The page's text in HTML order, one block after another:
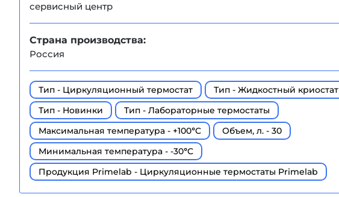
сервисный центр
Страна производства:
Россия
Тип - Циркуляционный термостат
Тип - Жидкостный криостат
Тип - Новинки
Тип - Лабораторные термостаты
Максимальная температура - +100°С
Объем, л. - 30
Минимальная температура - -30°С
Продукция Primelab - Циркуляционные термостаты Primelab